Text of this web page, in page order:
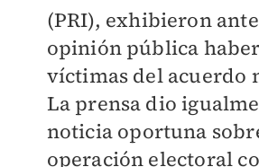
(PRI), exhibieron
opinión pública
víctimas del acuerdo
La prensa dio
noticia oportuna
operación electoral